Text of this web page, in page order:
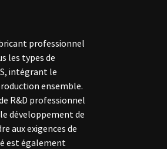
professionnel
les types de
intégrant le
ensemble.
R&D professionnel
développement de
aux exigences de
est également